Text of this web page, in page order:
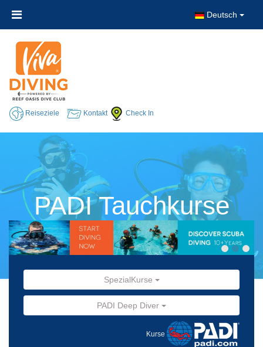
Deutsch
Reiseziele Kontakt Check In
PADI Tauchkurse
SpezialKurse
PADI Deep Diver
Kurse